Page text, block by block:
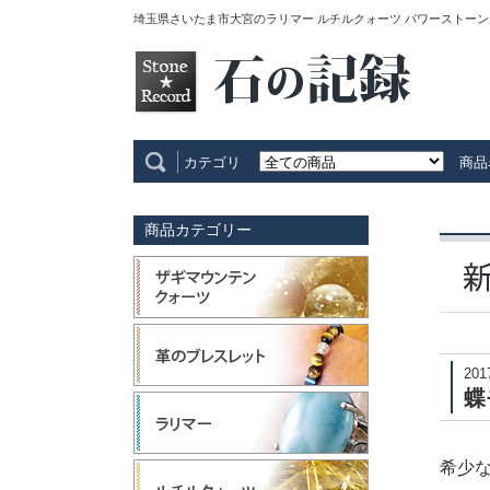
埼玉県さいたま市大宮のラリマー ルチルクォーツ パワーストー
カテゴリ 商
蝶
希少
商品カテゴリー